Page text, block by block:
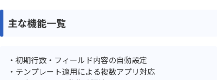
主な機能一覧
初期行数・フィールド内容の自動設定
テンプレート適用による複数アプリ対応